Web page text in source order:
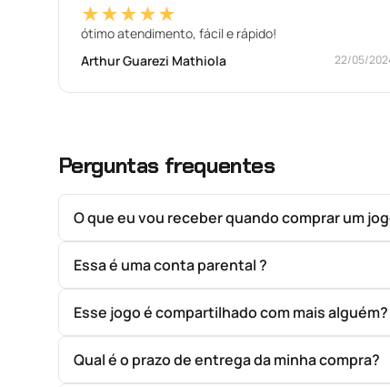
★★★★★
ótimo atendimento, fácil e rápido!
Arthur Guarezi Mathiola
22/05/
Perguntas frequentes
O que eu vou receber quando comprar um
Essa é uma conta parental ?
Esse jogo é compartilhado com mais alguém?
Qual é o prazo de entrega da minha compra?